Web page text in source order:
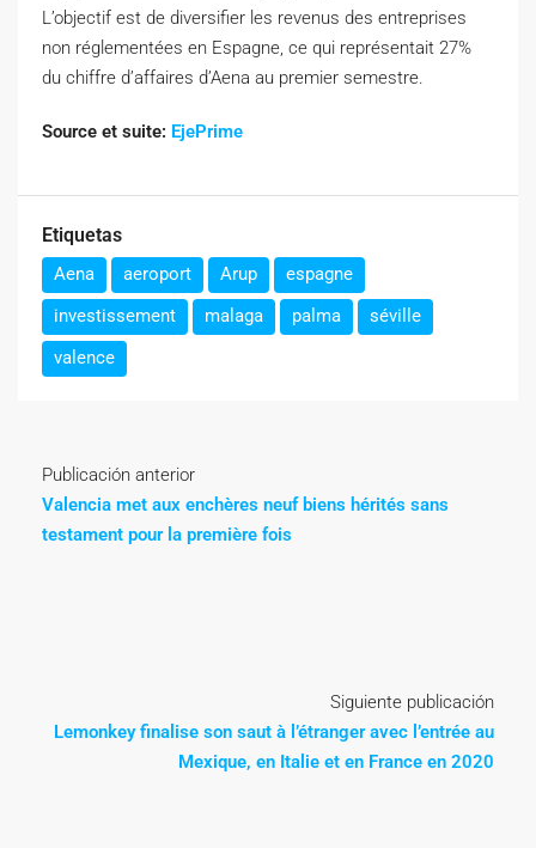
L’objectif est de diversifier les revenus des entreprises
non réglementées en Espagne, ce qui représentait 27%
du chiffre d’affaires d’Aena au premier semestre.
Source et suite: EjePrime
Etiquetas
Aena aeroport Arup
espagne
investissement
malaga palma
séville
valence
Publicación anterior
Valencia met aux enchères neuf biens hérités sans
testament pour la première fois
Siguiente publicación
Lemonkey finalise son saut à l’étranger avec l’entrée au
Mexique, en Italie et en France en 2020